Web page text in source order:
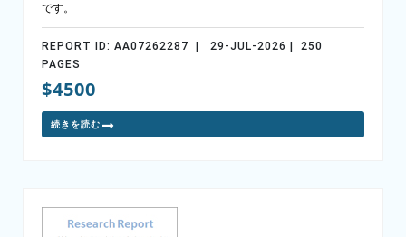
です。
REPORT ID: AA07262287 | 29-JUL-2026 | 250
PAGES
$4500
続きを読む